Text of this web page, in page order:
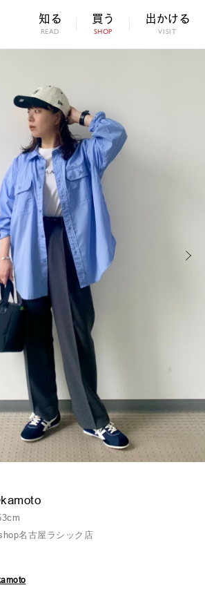
知る
READ
買う
SHOP
出かける
VISIT
名古屋ラシック店